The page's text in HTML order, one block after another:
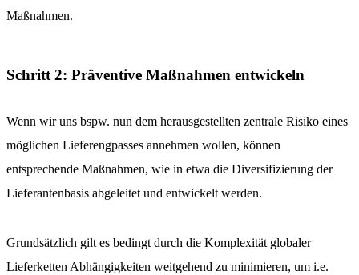
Maßnahmen.
Schritt 2: Präventive Maßnahmen entwickeln
Wenn wir uns bspw. nun dem herausgestellten zentrale Risiko eines
möglichen Lieferengpasses annehmen wollen, können
entsprechende Maßnahmen, wie in etwa die Diversifizierung der
Lieferantenbasis abgeleitet und entwickelt werden.
Grundsätzlich gilt es bedingt durch die Komplexität globaler
Lieferketten Abhängigkeiten weitgehend zu minimieren, um i.e.